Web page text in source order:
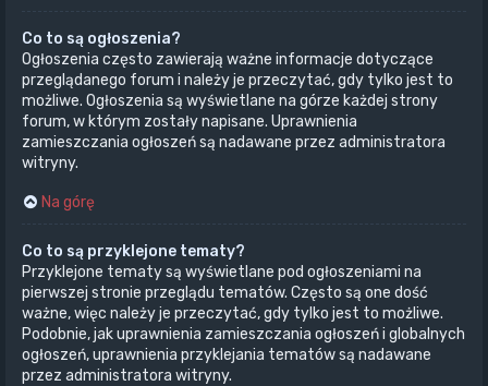
Co to są ogłoszenia?
Ogłoszenia często zawierają ważne informacje dotyczące
przeglądanego forum i należy je przeczytać, gdy tylko jest to
możliwe. Ogłoszenia są wyświetlane na górze każdej strony
forum, w którym zostały napisane. Uprawnienia
zamieszczania ogłoszeń są nadawane przez administratora
witryny.
Na górę
Co to są przyklejone tematy?
Przyklejone tematy są wyświetlane pod ogłoszeniami na
pierwszej stronie przeglądu tematów. Często są one dość
ważne, więc należy je przeczytać, gdy tylko jest to możliwe.
Podobnie, jak uprawnienia zamieszczania ogłoszeń i globalnych
ogłoszeń, uprawnienia przyklejania tematów są nadawane
przez administratora witryny.